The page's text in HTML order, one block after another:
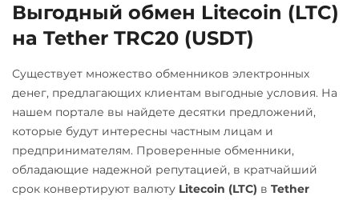
NEAR Protocol
NEO
Notcoin (NOT)
ONDO
Ontology (ONT)
Optimism (OP)
PLN
INR VND
AED
GEL
NZD ARS MXN
МТС Банк RUB
Открытие RUB
ОТП Банк
RUB UAH
Ощадбанк UAH
Ontology (ONT)
Optimism (OP)
PancakeSwap (CAKE)
Pax Dollar (USDP)
ERC20
Pepe
Pol (ex-MATIC)
Газпромбанк RUB
Евразийский Банк KZT
Карта Unionpay CNY
Карта UZCARD UZS
Карта МИР RUB
Любой банк
USD RUB EUR
Выгодный обмен Litecoin (LTC)
на Tether TRC20 (USDT)
Существует множество обменников электронных
денег, предлагающих клиентам выгодные условия. На
нашем портале вы найдете десятки предложений,
которые будут интересны частным лицам и
предпринимателям. Проверенные обменники,
обладающие надежной репутацией, в кратчайший
срок конвертируют валюту Litecoin (LTC) в Tether